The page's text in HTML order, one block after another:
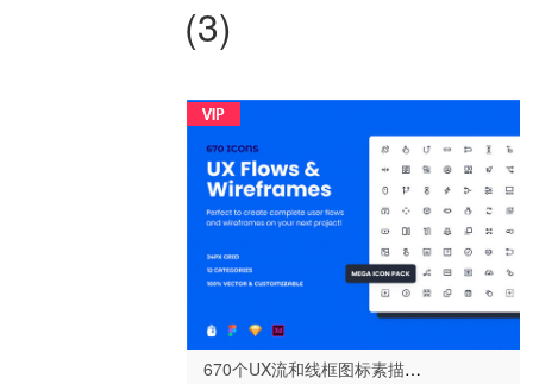
(3)
670个UX流和线框图标素描，FIGMA和Adobe XD，UX流和线框兆丰图标包-设计996